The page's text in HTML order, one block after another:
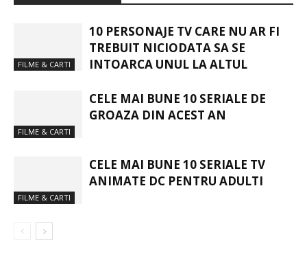
FILME & CARTI
10 PERSONAJE TV CARE NU AR FI
TREBUIT NICIODATA SA SE
INTOARCA UNUL LA ALTUL
FILME & CARTI
CELE MAI BUNE 10 SERIALE DE
GROAZA DIN ACEST AN
FILME & CARTI
CELE MAI BUNE 10 SERIALE TV
ANIMATE DC PENTRU ADULTI